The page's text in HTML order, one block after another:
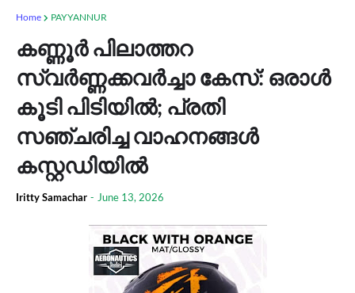
Home PAYYANNUR
കണ്ണൂർ പിലാത്തറ
സ്വർണ്ണക്കവർച്ചാ കേസ്: ഒരാൾ
കൂടി പിടിയിൽ; പ്രതി
സഞ്ചരിച്ച വാഹനങ്ങൾ
കസ്റ്റഡിയിൽ
Iritty Samachar - June 13, 2026